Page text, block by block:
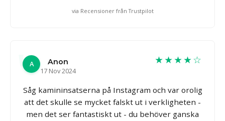
via Recensioner från Trustpilot
A
Anon
17 Nov 2024
★★★★☆
Såg kamininsatserna på Instagram och var orolig
att det skulle se mycket falskt ut i verkligheten -
men det ser fantastiskt ut - du behöver ganska